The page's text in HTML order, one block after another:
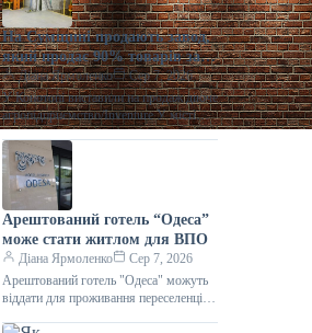
На Сумщині продають завод,
який продає 90% товарів за
кордон
Діана Ярмоленко
Сер 7, 2026
У Конотопі виставили на продаж діюче
агропідприємство/Inventure У місті
Конотоп Сумської області виставили
на продаж 100% корпоративних прав
діючого агропереробного
Арештований готель “Одеса”
може стати житлом для ВПО
Діана Ярмоленко
Сер 7, 2026
Арештований готель "Одеса" можуть
віддати для проживання переселенців /